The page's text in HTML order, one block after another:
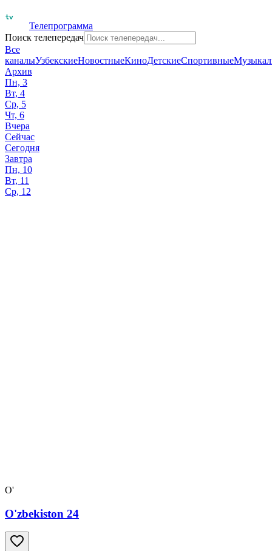
Телепрограмма
Поиск телепередач
Все
каналыУзбекскиеНовостныеКиноДетскиеСпортивные
Архив
Пн, 3
Вт, 4
Ср, 5
Чт, 6
Вчера
Сейчас
Сегодня
Завтра
Пн, 10
Вт, 11
Ср, 12
O'
O'zbekiston 24